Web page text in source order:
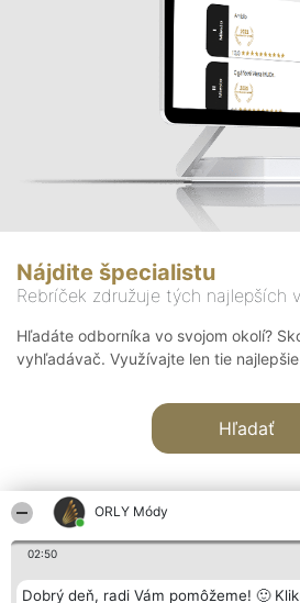
ORLY Módy
02:50
Dobrý deň, radi Vám pomôžeme! 🙂
Nájdite špecialistu
Rebríček združuje tých najlepších
Hľadáte odborníka vo svojom okolí?
vyhľadávač. Využívajte len tie
Hľadať
Organizátor hodnotenia Hodnotenie